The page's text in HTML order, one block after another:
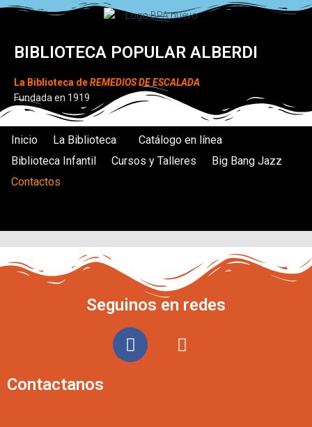
BIBLIOTECA POPULAR ALBERDI
La Biblioteca deREMEDIOS DE ESCALADA
Fundada en 1919
Inicio La Biblioteca
Catálogo en línea
Biblioteca Infantil
Cursos y Talleres
Big Bang Jazz
Contactos
Seguinos en redes
Contactanos